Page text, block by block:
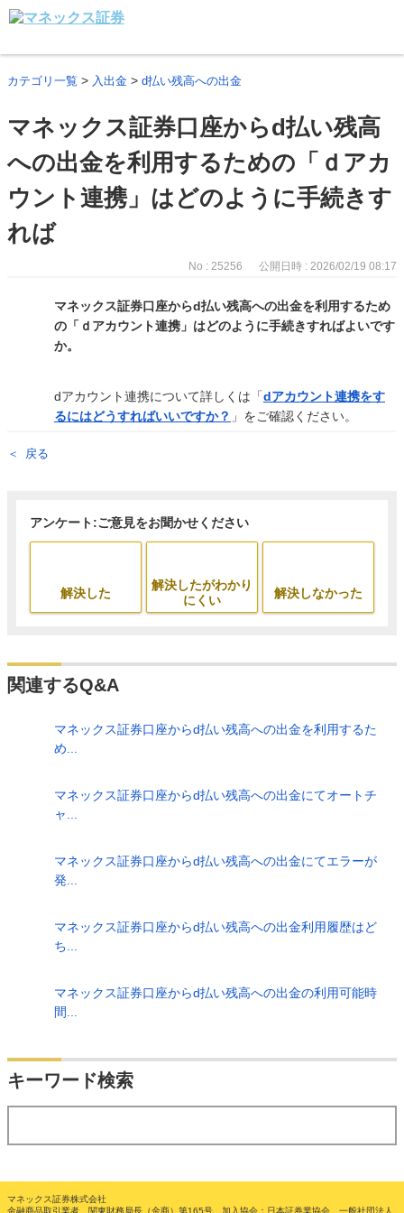
カテゴリ一覧 > 入出金 > d払い残高への出金
マネックス証券口座からd払い残高
への出金を利用するための「ｄアカ
ウント連携」はどのように手続きす
れば
No : 25256 公開日時 : 2026/02/19 08:17
マネックス証券口座からd払い残高への出金を利用するため
の「ｄアカウント連携」はどのように手続きすればよいです
か。
dアカウント連携について詳しくは「dアカウント連携をす
るにはどうすればいいですか？ 」をご確認ください。
戻る
アンケート:ご意見をお聞かせください
解決した
解決したがわかり
にくい
解決しなかった
関連するQ&A
マネックス証券口座からd払い残高への出金を利用するた
め...
マネックス証券口座からd払い残高への出金にてオートチ
ャ...
マネックス証券口座からd払い残高への出金にてエラーが
発...
マネックス証券口座からd払い残高への出金利用履歴はど
ち...
マネックス証券口座からd払い残高への出金の利用可能時
間...
キーワード検索
マネックス証券株式会社
金融商品取引業者 関東財務局長（金商）第165号 加入協会：日本証券業協会、一般社団法人